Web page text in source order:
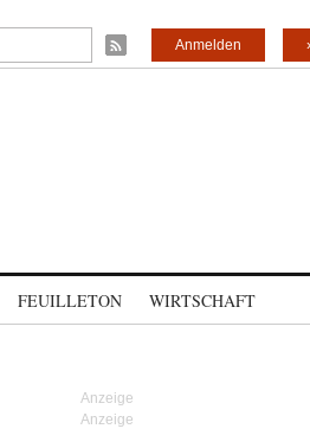
Anmelden
FEUILLETON WIRTSCHAFT